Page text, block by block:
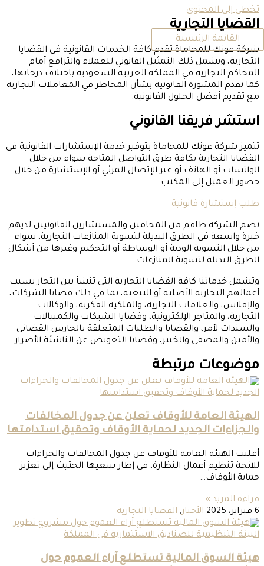
تخطي إلى المحتوى
القائمة الرئيسية
القضايا التجارية
شركة عونك للمحاماة تقدم كافة الخدمات القانونية في القضايا
التجارية، ويشمل ذلك التمثيل القانوني للعملاء والترافع أمام
المحاكم التجارية في المملكة العربية السعودية باختلاف درجاتها،
كما تقدم المشورة القانونية بشأن المخاطر في المعاملات التجارية
مع تقديم أفضل الحلول القانونية.
استشر فريقنا القانوني
تتميز شركة عونك للمحاماة بتوفير خدمة الإستشارات القانونية في
القضايا التجارية بكافة طرق التواصل المتاحة سواء من خلال
الواتساب أو الهاتف أو عبر الإتصال المرئي أو الإستشارة من خلال
حضور العميل إلى المكتب.
طلب إستشارة قانونية
تضم الشركة طاقم من المحامين والمستشارين القانونيين لديهم
خبرة واسعة في الطرق البديلة لتسوية المنازعات التجارية، سواء
من خلال التسوية الودية أو الوساطة أو التحكيم وغيرها من أشكال
الطرق البديلة لتسوية المنازعات.
وتشمل خدماتنا كافة القضايا التجارية التي تنشأ بين التجار بسبب
أعمالهم التجارية الأصلية أو التبعية، بما في ذلك قضايا الشركات،
والإفلاس، والعلامات التجارية، والملكية الفكرية، والوكالات
التجارية، والمتاجر الإلكترونية، وقضايا الشيكات والكمبيالات
والسندات لأمر، والقضايا والطلبات المتعلقة بالحارس القضائي
والأمين والمصفى والخبير، وقضايا التعويض عن الناشئة الأضرار.
موضوعات مرتبطة
الهيئة العامة للأوقاف تعلن عن جدول المخالفات
والجزاءات الجديد لحماية الأوقاف وتحقيق استدامتها
أعلنت الهيئة العامة للأوقاف عن جدول المخالفات والجزاءات
للائحة تنظيم أعمال النظارة، في إطار سعيها الحثيث إلى تعزيز
حماية الأوقاف…
قراءة المزيد »
6 فبراير، 2025
الأخبار, القضايا التجارية
هيئة السوق المالية تستطلع آراء العموم حول